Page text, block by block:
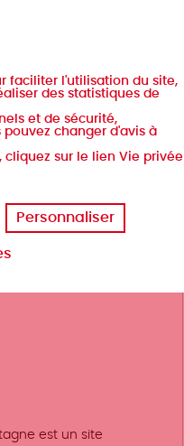
est un site
faciliter l'utilisation du site,
des statistiques de
et de sécurité,
changer d'avis à
cliquez sur le lien Vie privée
Personnaliser